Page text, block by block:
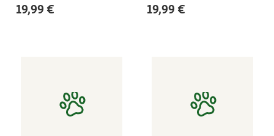
19,99 € 19,99 €